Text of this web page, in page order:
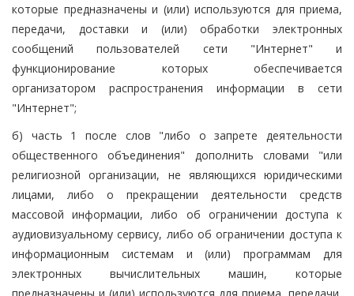
которые предназначены и (или) используются для приема,
передачи, доставки и (или) обработки электронных
сообщений пользователей сети "Интернет" и
функционирование которых обеспечивается
организатором распространения информации в сети
"Интернет";
б) часть 1 после слов "либо о запрете деятельности
общественного объединения" дополнить словами "или
религиозной организации, не являющихся юридическими
лицами, либо о прекращении деятельности средств
массовой информации, либо об ограничении доступа к
аудиовизуальному сервису, либо об ограничении доступа к
информационным системам и (или) программам для
электронных вычислительных машин, которые